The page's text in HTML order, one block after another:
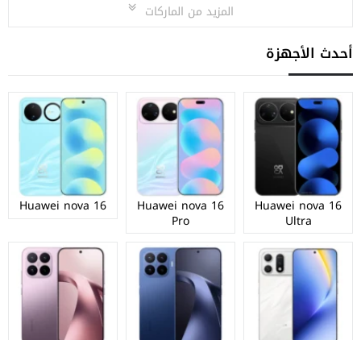
المزيد من الماركات
أحدث الأجهزة
Huawei nova 16
Ultra
Huawei nova 16
Pro
Huawei nova 16